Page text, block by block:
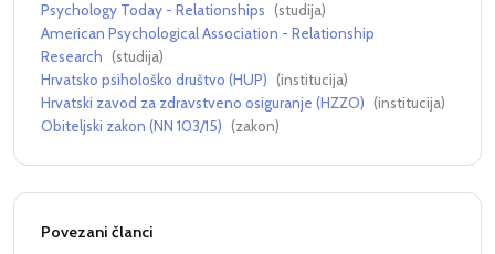
Psychology Today - Relationships (studija)
American Psychological Association - Relationship
Research (studija)
Hrvatsko psihološko društvo (HUP) (institucija)
Hrvatski zavod za zdravstveno osiguranje (HZZO) (institucija)
Obiteljski zakon (NN 103/15) (zakon)
Povezani članci